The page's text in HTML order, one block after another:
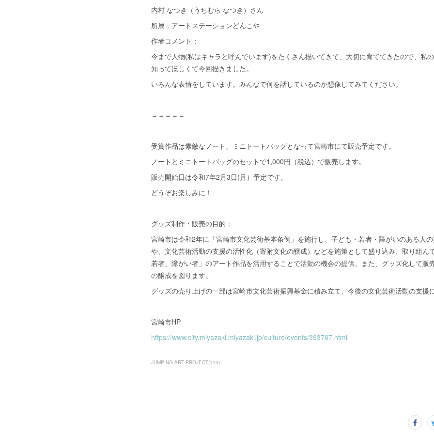
内村 なつき（うちむら なつき）さん
所属：アートステーションどんこや
作者コメント：
今まで人物(私はキャラと呼んでいます)をたくさん描いてきて、大切に育ててきたので、私
知ってほしくて今回描きました。
いろんな表情をしています。みんなで何を話しているのか想像してみてください。
＝＝＝＝＝
受賞作品は素敵なノート、ミニトートバッグとなって宮崎市にて販売予定です。
ノートとミニトートバッグのセットで1,000円（税込）で販売します。
販売開始日は令和7年2月3日(月）予定です。
どうぞお楽しみに！
グッズ制作・販売の目的：
宮崎市は令和2年に「宮崎市文化芸術基本条例」を施行し、子ども・若者・障がいのある人
や、文化芸術活動の支援の活性化（寄附文化の醸成）などを施策として盛り込み、取り組ん
若者、障がい者」のアート作品を活用することで活動の機会の提供、また、グッズ化して販
の醸成を図ります。
グッズの売り上げの一部は宮崎市文化芸術振興基金に積み立て、今後の文化芸術活動の支援
宮崎市HP
https://www.city.miyazaki.miyazaki.jp/culture/events/393767.html
JUMPING ART PROJECT(110)